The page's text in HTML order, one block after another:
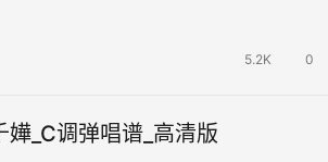
5.2K 0
_C调弹唱谱_高清版